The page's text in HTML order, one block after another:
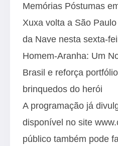
Memórias Póstumas
Xuxa volta a São
da Nave nesta sexta-
Homem-Aranha: Um
Brasil e reforça
brinquedos do herói
A programação já
disponível no site
público também pode